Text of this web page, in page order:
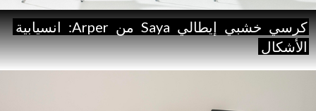
كرسي خشبي إيطالي Saya من Arper:
انسيابية
الأشكال